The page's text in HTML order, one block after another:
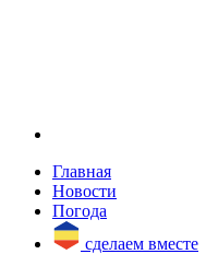
Главная
Новости
Погода
сделаем вместе